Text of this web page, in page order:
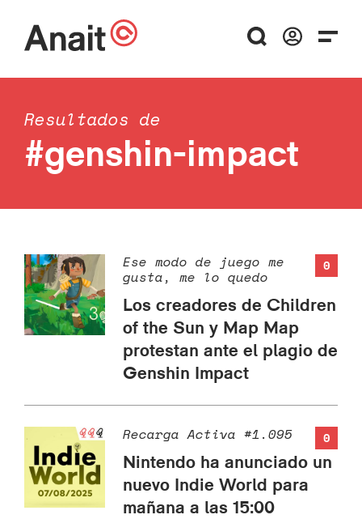
Resultados de
#genshin-impact
0
Ese modo de juego me
gusta, me lo quedo
Los creadores de Children
of the Sun y Map Map
protestan ante el plagio de
Genshin Impact
0
Recarga Activa #1.095
Nintendo ha anunciado un
nuevo Indie World para
mañana a las 15:00